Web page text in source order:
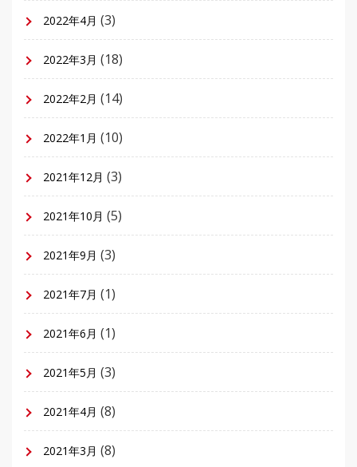
2022年4月 (3)
2022年3月 (18)
2022年2月 (14)
2022年1月 (10)
2021年12月 (3)
2021年10月 (5)
2021年9月 (3)
2021年7月 (1)
2021年6月 (1)
2021年5月 (3)
2021年4月 (8)
2021年3月 (8)